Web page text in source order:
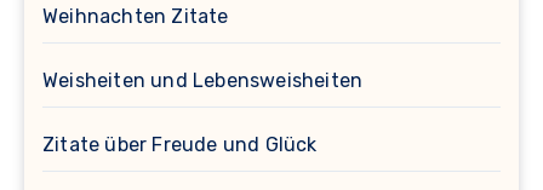
Weihnachten Zitate
Weisheiten und Lebensweisheiten
Zitate über Freude und Glück